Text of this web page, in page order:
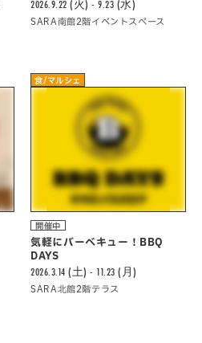
2026.9.22 (火) - 9.23 (水)
SARA南館2階イベントスペース
食/マルシェ
開催中
気軽にバーべキュー！BBQ
DAYS
2026.3.14 (土) - 11.23 (月)
SARA北館2階テラス